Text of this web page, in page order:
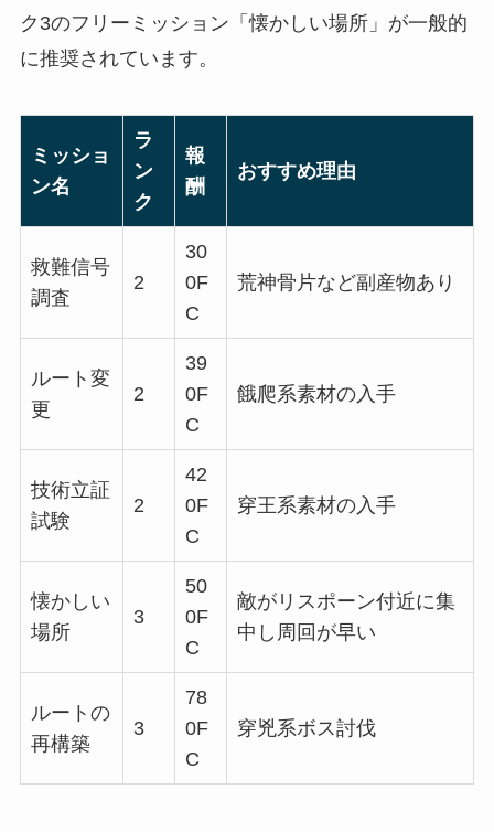
ク3のフリーミッション「懐かしい場所」が一般的
に推奨されています。
ミッショ
ン名
ラ
ン
ク
報
酬
おすすめ理由
救難信号
調査
2
30
0F
C
荒神骨片など副産物あり
ルート変
更
2
39
0F
C
餓爬系素材の入手
技術立証
試験
2
42
0F
C
穿王系素材の入手
懐かしい
場所
3
50
0F
C
敵がリスポーン付近に集
中し周回が早い
ルートの
再構築
3
78
0F
C
穿兇系ボス討伐